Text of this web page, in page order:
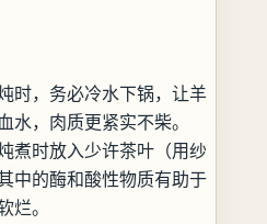
时，务必冷水下锅，让羊
水，肉质更紧实不柴。
煮时放入少许茶叶（用纱
中的酶和酸性物质有助于
烂。